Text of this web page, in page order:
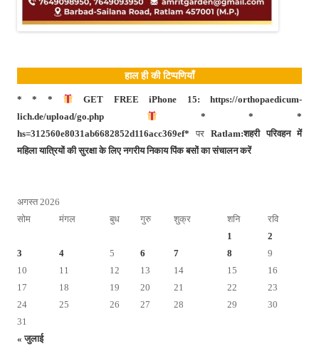
हाल ही की टिप्पणियाँ
* * *
GET FREE iPhone 15: https://orthopaedicum-
lich.de/upload/go.php
* * *
hs=312560e8031ab6682852d116acc369ef* पर Ratlam:शहरी परिवहन में
महिला यात्रियों की सुरक्षा के लिए नगरीय निकाय पिंक बसों का संचालन करें
अगस्त 2026
सोम
मंगल बुध गुरु शुक्र शनि रवि
« जुलाई
1
2
3
4 5 6 7 8
9
10
11 12 13 14 15
16
17
18 19 20 21 22
23
24
25 26 27 28 29
30
31